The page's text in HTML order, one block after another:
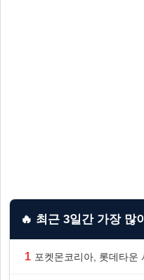
🔥 최근 3일간 가장 많
1